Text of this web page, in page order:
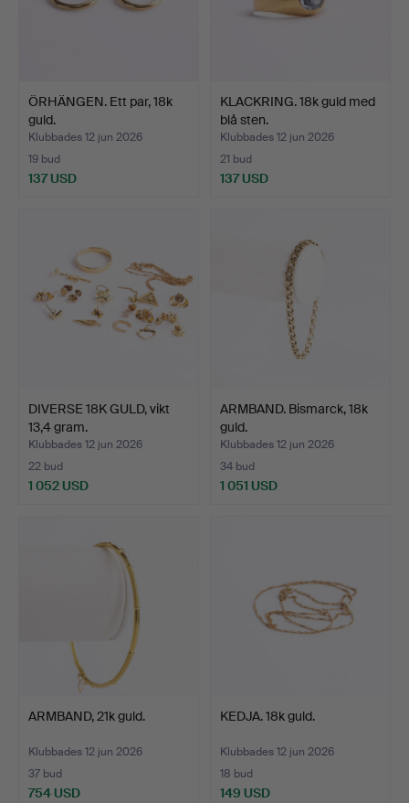
ÖRHÄNGEN. Ett par, 18k
guld.
Klubbades 12 jun 2026
19 bud
137 USD
KLACKRING. 18k guld med
blå sten.
Klubbades 12 jun 2026
21 bud
137 USD
DIVERSE 18K GULD, vikt
13,4 gram.
Klubbades 12 jun 2026
22 bud
1 052 USD
ARMBAND. Bismarck, 18k
guld.
Klubbades 12 jun 2026
34 bud
1 051 USD
ARMBAND, 21k guld.
Klubbades 12 jun 2026
37 bud
754 USD
KEDJA. 18k guld.
Klubbades 12 jun 2026
18 bud
149 USD